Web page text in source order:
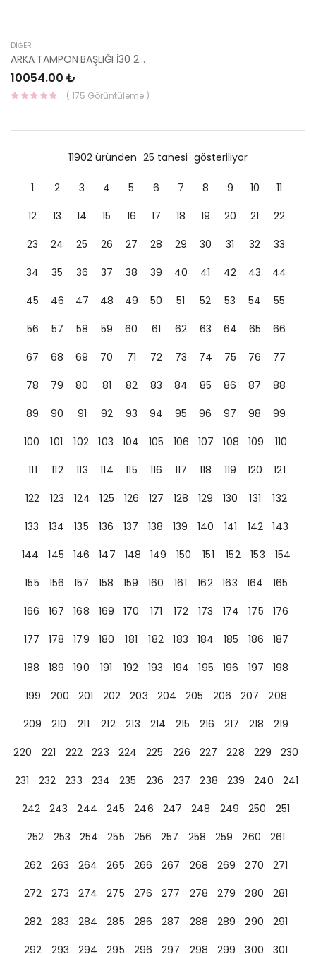
DIĞER
ARKA TAMPON BAŞLIĞI İ30 2012-2016 (SENSÖR DELIKLI ) 86610-A6010 HMC
10054.00 ₺
( 175 Görüntüleme )
11902 üründen 25 tanesi gösteriliyor
1 2 3 4 5 6 7 8 9 10
11
12
13 14 15 16 17 18 19 20 21
22
23
24 25 26 27 28 29 30 31 32
33
34
35 36 37 38 39 40 41 42 43
44
45
46 47 48 49 50 51 52 53 54
55
56
57 58 59 60 61 62 63 64 65
66
67
68 69 70 71 72 73 74 75 76
77
78
79 80 81 82 83 84 85 86 87
88
89
90 91 92 93 94 95 96 97 98
99
100
101 102 103 104 105 106 107 108 109
110
111
112 113 114 115 116 117 118 119 120
121
122
123 124 125 126 127 128 129 130 131
132
133
134 135 136 137 138 139 140 141 142
143
144
145 146 147 148 149 150 151 152 153
154
155
156 157 158 159 160 161 162 163 164
165
166
167 168 169 170 171 172 173 174 175
176
177
178 179 180 181 182 183 184 185 186
187
188
189 190 191 192 193 194 195 196 197
198
199
200 201 202 203 204 205 206 207
208
209
210 211 212 213 214 215 216 217 218
219
220
221 222 223 224 225 226 227 228 229
230
231
232 233 234 235 236 237 238 239 240
241
242
243 244 245 246 247 248 249 250
251
252
253 254 255 256 257 258 259 260
261
262
263 264 265 266 267 268 269 270
271
272
273 274 275 276 277 278 279 280
281
282
283 284 285 286 287 288 289 290
291
292
293 294 295 296 297 298 299 300 301